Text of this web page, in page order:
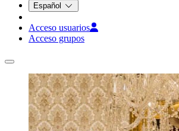
Español
Acceso usuarios
Acceso grupos